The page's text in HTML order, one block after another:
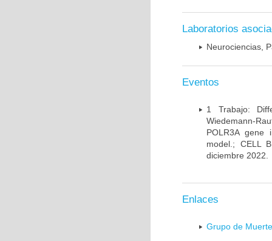
Laboratorios
Neurociencias,
Eventos
1 Trabajo:
Wiedemann-
POLR3A gene
model.; CELL
diciembre 2022.
Enlaces
Grupo de